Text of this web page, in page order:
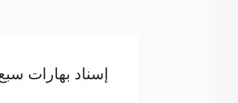
إسناد بهارات سبع